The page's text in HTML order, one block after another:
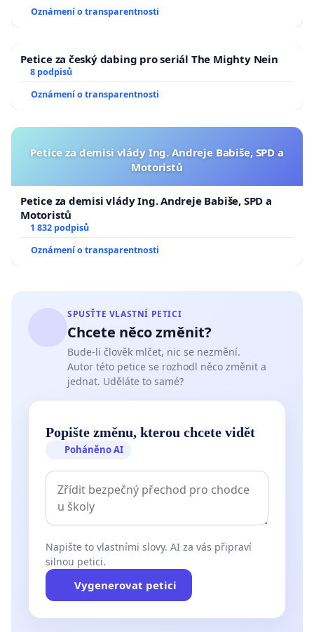
Oznámení o transparentnosti
Petice za český dabing pro seriál The Mighty Nein
8 podpisů
Oznámení o transparentnosti
Petice za demisi vlády Ing. Andreje Babiše, SPD a
Motoristů
Petice za demisi vlády Ing. Andreje Babiše, SPD a
Motoristů
1 832 podpisů
Oznámení o transparentnosti
SPUSŤTE VLASTNÍ PETICI
Chcete něco změnit?
Bude-li člověk mlčet, nic se nezmění.
Autor této petice se rozhodl něco změnit a
jednat. Uděláte to samé?
Popište změnu, kterou chcete vidět
Poháněno AI
Napište to vlastními slovy. AI za vás připraví
silnou petici.
Vygenerovat petici